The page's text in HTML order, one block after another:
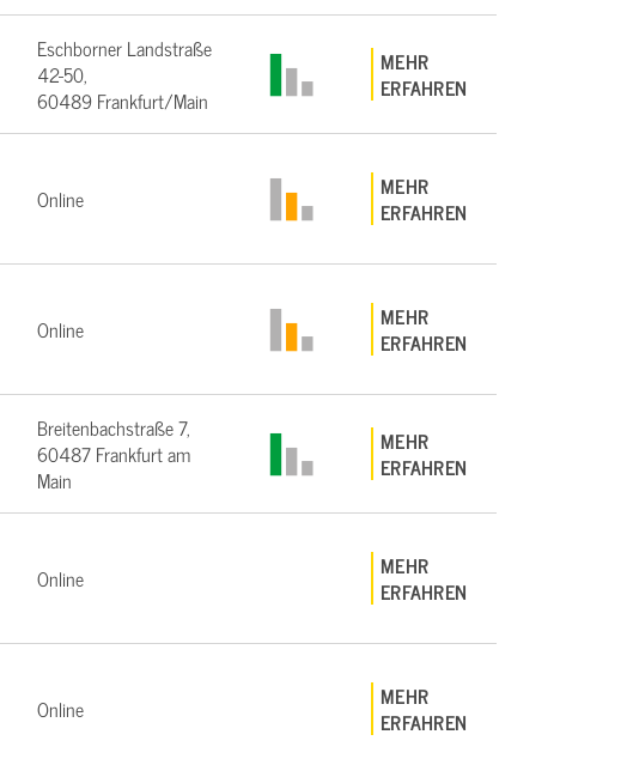
Eschborner Landstraße
42-50,
60489 Frankfurt/Main
MEHR
ERFAHREN
Online
MEHR
ERFAHREN
Online
MEHR
ERFAHREN
Breitenbachstraße 7,
60487 Frankfurt am
Main
MEHR
ERFAHREN
Online
MEHR
ERFAHREN
Online
MEHR
ERFAHREN